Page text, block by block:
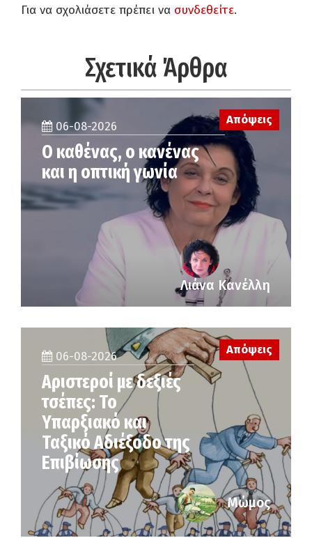
Για να σχολιάσετε πρέπει να συνδεθείτε.
Σχετικά Άρθρα
Απόψεις
06-08-2026
Ο καθένας, ο κανένας
και η οπτική γωνία
Λιάνα Κανέλλη
06-08-2026
Αριστεροί με δεξιές
τσέπες: Το
Υπαρξιακό και
Ταξικό Αδιέξοδο της
Επιβίωσης
Απόψεις
Μώμος